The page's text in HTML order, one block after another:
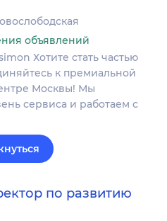
объявлений
Хотите стать частью
к премиальной
Москвы! Мы
сервиса и работаем с
по развитию